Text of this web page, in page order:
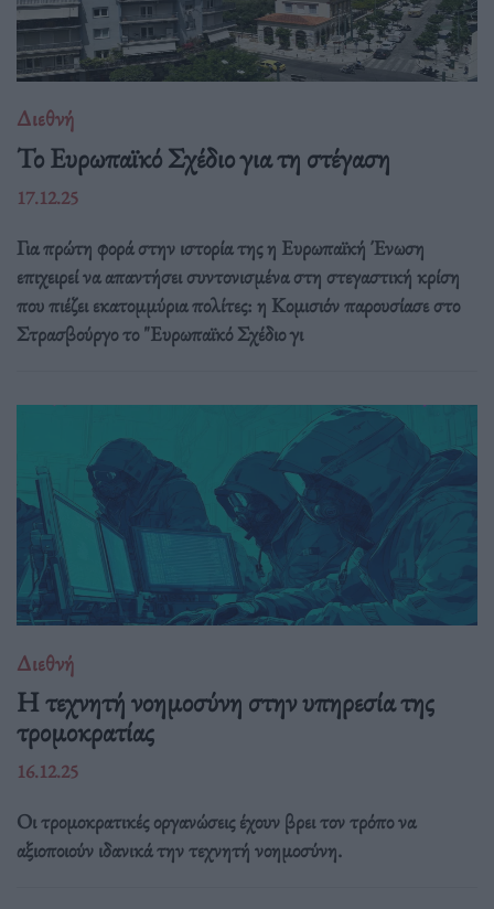
Διεθνή
Το Ευρωπαϊκό Σχέδιο για τη στέγαση
17.12.25
Για πρώτη φορά στην ιστορία της η Ευρωπαϊκή Ένωση
επιχειρεί να απαντήσει συντονισμένα στη στεγαστική κρίση
που πιέζει εκατομμύρια πολίτες: η Κομισιόν παρουσίασε στο
Στρασβούργο το "Ευρωπαϊκό Σχέδιο γι
Διεθνή
Η τεχνητή νοημοσύνη στην υπηρεσία της
τρομοκρατίας
16.12.25
Οι τρομοκρατικές οργανώσεις έχουν βρει τον τρόπο να
αξιοποιούν ιδανικά την τεχνητή νοημοσύνη.